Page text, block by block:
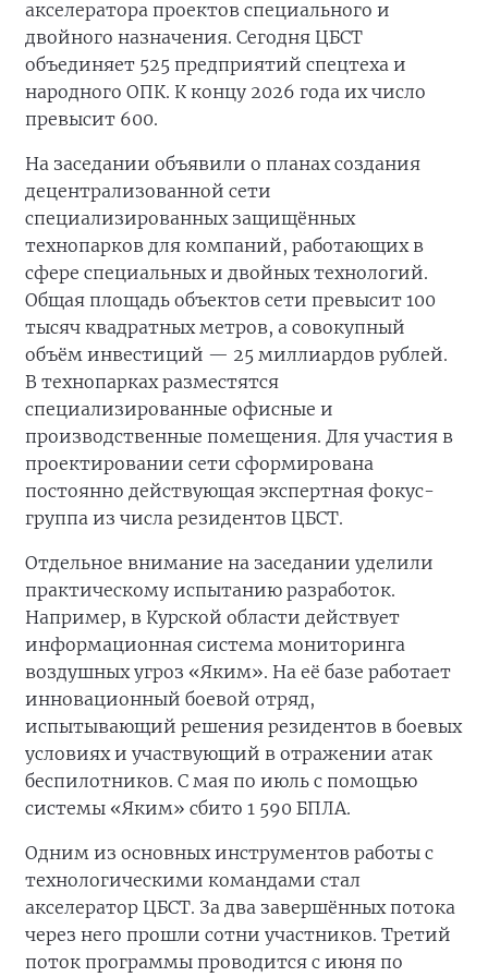
акселератора проектов специального и
двойного назначения. Сегодня ЦБСТ
объединяет 525 предприятий спецтеха и
народного ОПК. К концу 2026 года их число
превысит 600.
На заседании объявили о планах создания
децентрализованной сети
специализированных защищённых
технопарков для компаний, работающих в
сфере специальных и двойных технологий.
Общая площадь объектов сети превысит 100
тысяч квадратных метров, а совокупный
объём инвестиций — 25 миллиардов рублей.
В технопарках разместятся
специализированные офисные и
производственные помещения. Для участия в
проектировании сети сформирована
постоянно действующая экспертная фокус-
группа из числа резидентов ЦБСТ.
Отдельное внимание на заседании уделили
практическому испытанию разработок.
Например, в Курской области действует
информационная система мониторинга
воздушных угроз «Яким». На её базе работает
инновационный боевой отряд,
испытывающий решения резидентов в боевых
условиях и участвующий в отражении атак
беспилотников. С мая по июль с помощью
системы «Яким» сбито 1 590 БПЛА.
Одним из основных инструментов работы с
технологическими командами стал
акселератор ЦБСТ. За два завершённых потока
через него прошли сотни участников. Третий
поток программы проводится с июня по